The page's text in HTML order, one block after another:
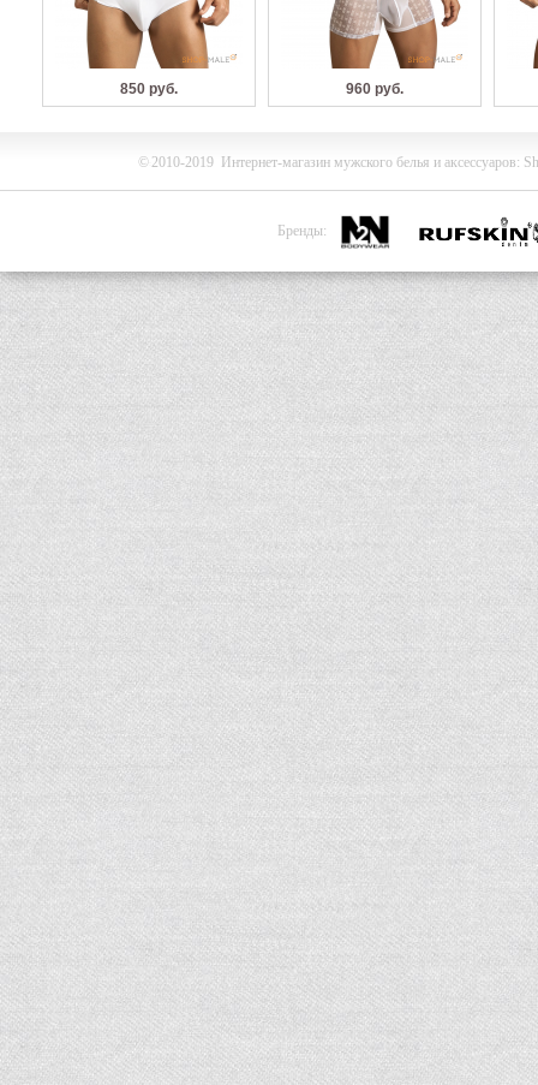
850 руб. 960 руб.
©2010-2019 Интернет-магазин мужского белья и аксессуаров:
Бренды: